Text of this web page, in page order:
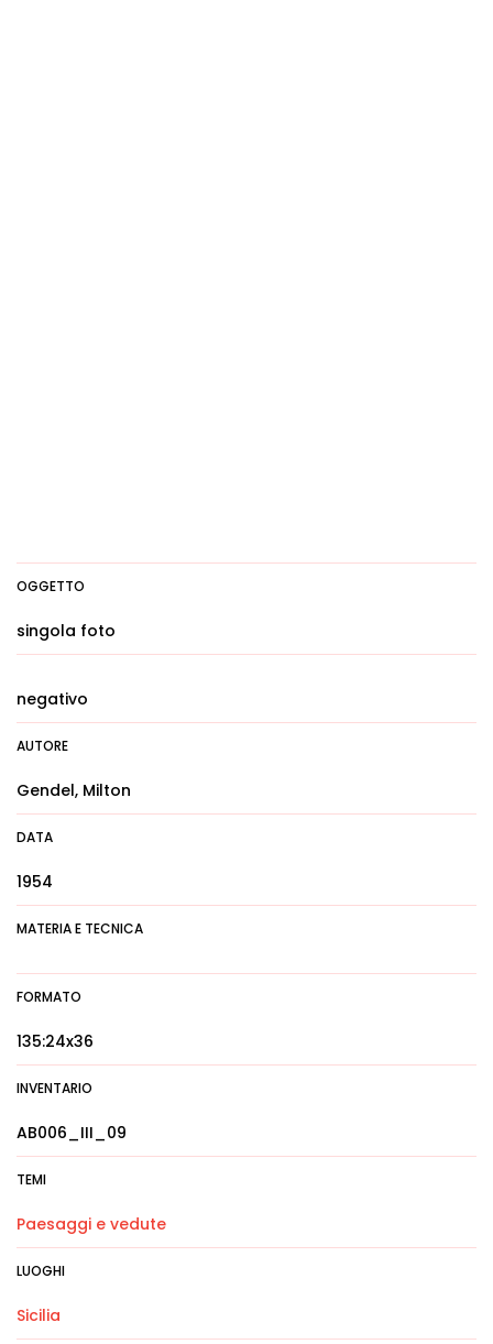
OGGETTO
singola foto
negativo
AUTORE
Gendel, Milton
DATA
1954
MATERIA E TECNICA
FORMATO
135:24x36
INVENTARIO
AB006_III_09
TEMI
Paesaggi e vedute
LUOGHI
Sicilia